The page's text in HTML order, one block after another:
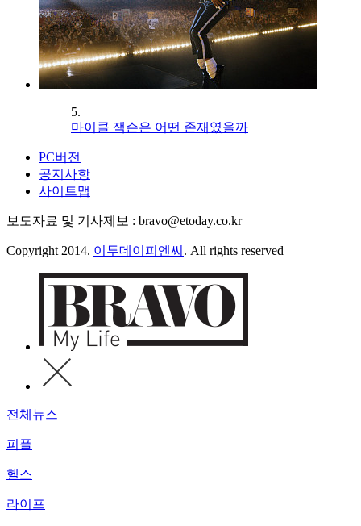
5.
마이클 잭슨은 어떤 존재였을까
PC버전
공지사항
사이트맵
보도자료 및 기사제보 : bravo@etoday.co.kr
Copyright 2014. 이투데이피엔씨 . All rights reserved
전체뉴스
피플
헬스
라이프